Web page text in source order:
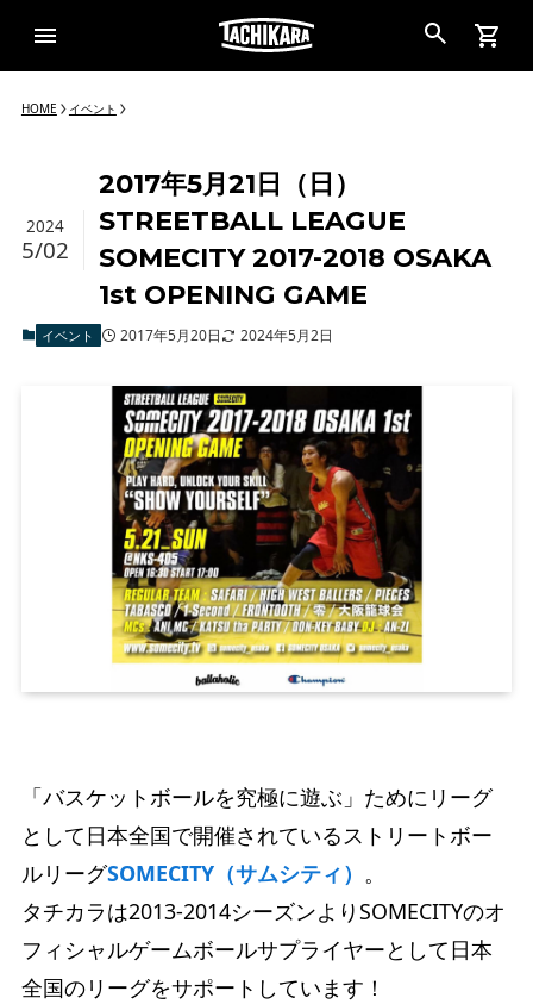
HOME イベント
2017年5月21日（日）
STREETBALL LEAGUE
SOMECITY 2017-2018 OSAKA
1st OPENING GAME
2024
5/02
イベント 2017年5月20日 2024年5月2日
「バスケットボールを究極に遊ぶ」ためにリーグ
として日本全国で開催されているストリートボー
ルリーグSOMECITY（サムシティ） 。
タチカラは2013-2014シーズンよりSOMECITYのオ
フィシャルゲームボールサプライヤーとして日本
全国のリーグをサポートしています！